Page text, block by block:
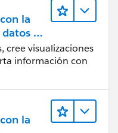
la
en
cree visualizaciones
información con
la